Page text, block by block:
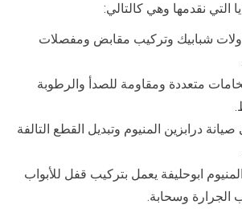
التي نقدمها وهي كالتالي:
شبابيك وتركيب مقابض ومفصلات
متعددة ومقاومة للصدأ والرطوبة
درابزين المنيوم وتبديل القطع التالفة
ابوحليفة يعمل بتركيب قفل للأبواب
الجرارة وسحابة.